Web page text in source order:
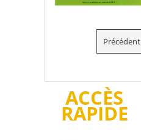
Précédent
ACCÈS
RAPIDE